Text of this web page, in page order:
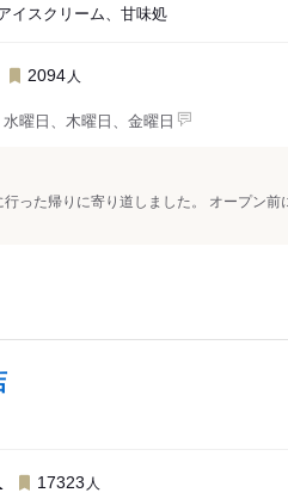
イスクリーム、甘味処
2094 人
曜日、木曜日、金曜日
った帰りに寄り道しました。 オープン前
17323 人